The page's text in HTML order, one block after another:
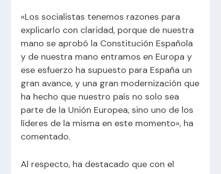
«Los socialistas tenemos razones para
explicarlo con claridad, porque de nuestra
mano se aprobó la Constitución Española
y de nuestra mano entramos en Europa y
ese esfuerzo ha supuesto para España un
gran avance, y una gran modernización que
ha hecho que nuestro país no solo sea
parte de la Unión Europea, sino uno de los
líderes de la misma en este momento», ha
comentado.
Al respecto, ha destacado que con el